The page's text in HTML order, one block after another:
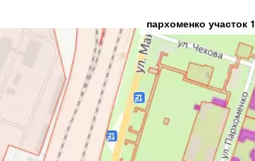
пархоменко участок 1